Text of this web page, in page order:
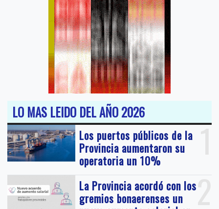
LO MAS LEIDO DEL AÑO 2026
1
Los puertos públicos de la
Provincia aumentaron su
operatoria un 10%
2
La Provincia acordó con los
gremios bonaerenses un